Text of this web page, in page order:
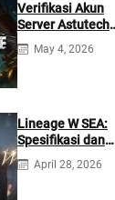
Verifikasi Akun
Server Astutech
Free Fire Gratis
May 4, 2026
Lineage W SEA:
Spesifikasi dan
Tanggal Rilis
April 28, 2026